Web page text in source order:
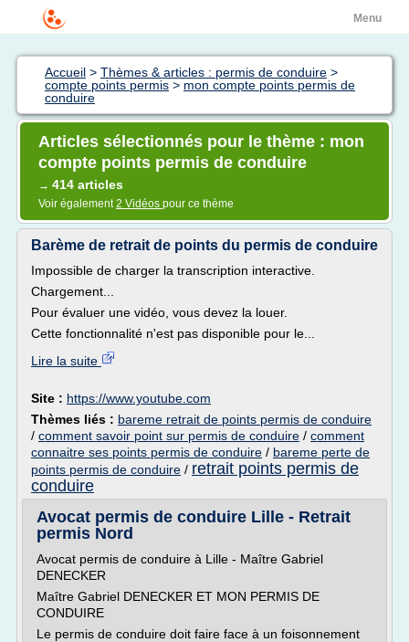
Menu
Accueil > Thèmes & articles : permis de conduire >
compte points permis > mon compte points permis de
conduire
Articles sélectionnés pour le thème : mon
compte points permis de conduire
→ 414 articles
Voir également2 Vidéos pour ce thème
Barème de retrait de points du permis de conduire
Impossible de charger la transcription interactive.
Chargement...
Pour évaluer une vidéo, vous devez la louer.
Cette fonctionnalité n'est pas disponible pour le...
Lire la suite
Site : https://www.youtube.com
Thèmes liés : bareme retrait de points permis de conduire
/ comment savoir point sur permis de conduire / comment
connaitre ses points permis de conduire / bareme perte de
points permis de conduire / retrait points permis de
conduire
Avocat permis de conduire Lille - Retrait
permis Nord
Avocat permis de conduire à Lille - Maître Gabriel
DENECKER
Maître Gabriel DENECKER ET MON PERMIS DE
CONDUIRE
Le permis de conduire doit faire face à un foisonnement